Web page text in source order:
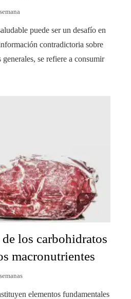
puede ser un desafío en
contradictoria sobre
se refiere a consumir
los carbohidratos
macronutrientes
elementos fundamentales